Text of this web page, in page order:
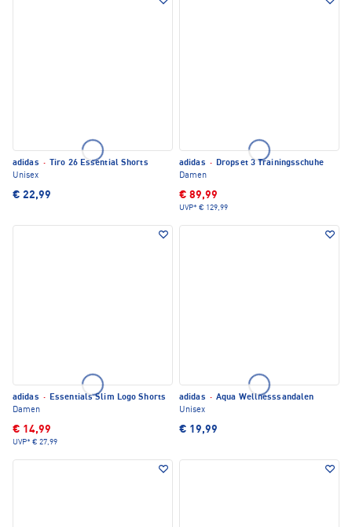
adidas ·
Tiro 26 Essential Shorts
Unisex
€ 22,99
adidas · Dropset 3 Trainingsschuhe
Damen
€ 89,99
UVP* € 129,99
adidas · Essentials Slim Logo Shorts
Damen
€ 14,99
UVP* € 27,99
adidas · Aqua Wellnesssandalen
Unisex
€ 19,99